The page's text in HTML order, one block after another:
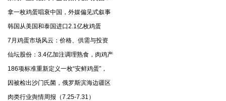
拿一枚鸡蛋唱衰中国，外媒偏见式叙事
韩国从美国和泰国进口2.1亿枚鸡蛋
7月鸡蛋市场风云：价格、供需与投资
仙坛股份：3.4亿加注调理熟食，肉鸡产
186项标准重新定义一枚“安鲜鸡蛋”，
因被检出沙门氏菌，俄罗斯滨海边疆区
肉类行业舆情周报（7.25-7.31）